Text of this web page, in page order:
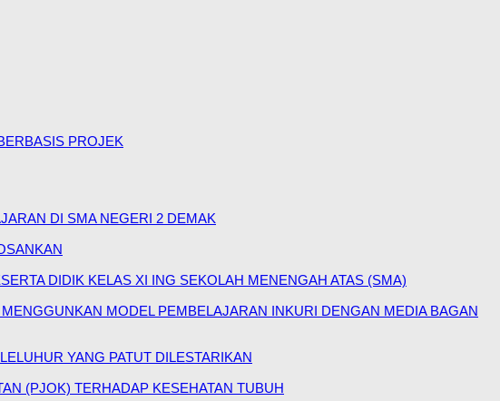
PROJEK
DI SMA NEGERI 2 DEMAK
DIDIK KELAS XI ING SEKOLAH MENENGAH ATAS (SMA)
MODEL PEMBELAJARAN INKURI DENGAN MEDIA BAGAN
YANG PATUT DILESTARIKAN
(PJOK) TERHADAP KESEHATAN TUBUH